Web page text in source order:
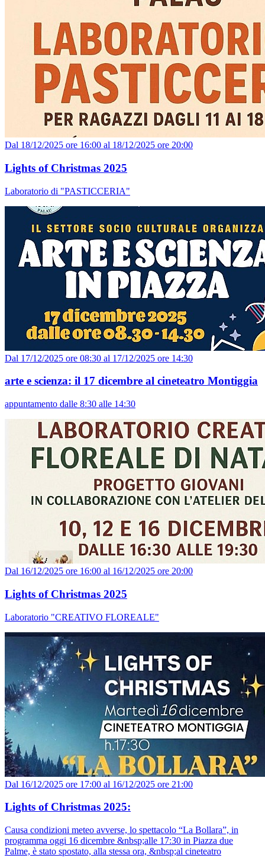
Dal 18/12/2025 ore 16:00 al 18/12/2025 ore 20:00
Lights of Christmas 2025
Laboratorio di "PASTICCERIA"
Dal 17/12/2025 ore 08:30 al 17/12/2025 ore 14:30
arte e scienza: il 17 dicembre al cineteatro Montiggia
appuntamento dalle 8:30 alle 14:30
Dal 16/12/2025 ore 16:00 al 16/12/2025 ore 20:00
Lights of Christmas 2025
Laboratorio "CREATIVO FLOREALE"
Dal 16/12/2025 ore 17:00 al 16/12/2025 ore 21:00
Lights of Christmas 2025:
Causa condizioni meteo avverse, lo spettacolo “La Bollara”, in
programma oggi 16 dicembre &nbsp;alle 17:30 in Piazza due
Palme, è stato spostato, alla stessa ora, &nbsp;al cineteatro